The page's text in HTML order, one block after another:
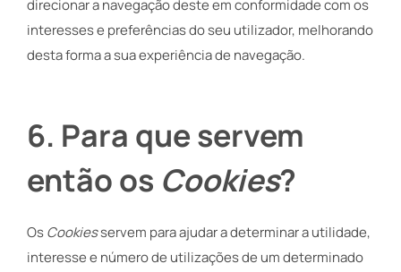
direcionar a navegação deste em conformidade com os
interesses e preferências do seu utilizador, melhorando
desta forma a sua experiência de navegação.
6. Para que servem
entãoos Cookies?
OsCookiesservem para ajudar a determinar a utilidade,
interesse e número de utilizações de um determinado